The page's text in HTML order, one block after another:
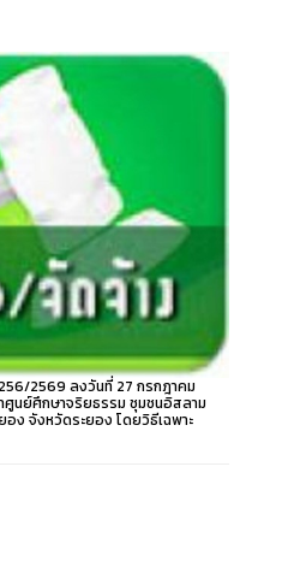
2569 ลงวันที่ 27 กรกฎาคม
นย์ศึกษาจริยธรรม ชุมชนอิสลาม
ง จังหวัดระยอง โดยวิธีเฉพาะ